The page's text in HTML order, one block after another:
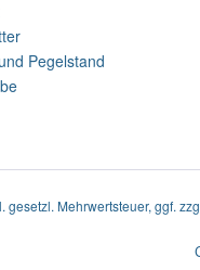
Pegelstand
gesetzl. Mehrwertsteuer, ggf.